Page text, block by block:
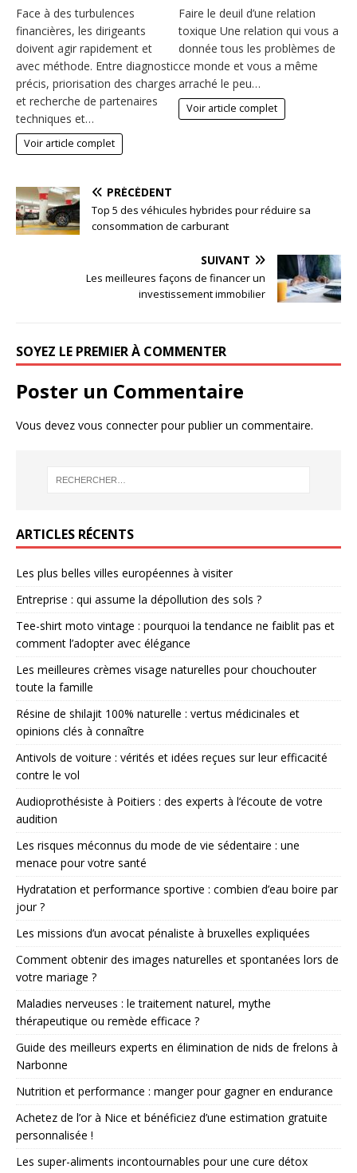
Face à des turbulences
financières, les dirigeants
doivent agir rapidement et
avec méthode. Entre diagnostic
précis, priorisation des charges
et recherche de partenaires
techniques et…
Voir article complet
Faire le deuil d’une relation
toxique Une relation qui vous a
donnée tous les problèmes de
ce monde et vous a même
arraché le peu…
Voir article complet
PRÉCÉDENT
Top 5 des véhicules hybrides pour réduire sa
consommation de carburant
SUIVANT
Les meilleures façons de financer un
investissement immobilier
SOYEZ LE PREMIER À COMMENTER
Poster un Commentaire
Vous devez vous connecterpour publier un commentaire.
ARTICLES RÉCENTS
Les plus belles villes européennes à visiter
Entreprise : qui assume la dépollution des sols ?
Tee-shirt moto vintage : pourquoi la tendance ne faiblit pas et
comment l’adopter avec élégance
Les meilleures crèmes visage naturelles pour chouchouter
toute la famille
Résine de shilajit 100% naturelle : vertus médicinales et
opinions clés à connaître
Antivols de voiture : vérités et idées reçues sur leur efficacité
contre le vol
Audioprothésiste à Poitiers : des experts à l’écoute de votre
audition
Les risques méconnus du mode de vie sédentaire : une
menace pour votre santé
Hydratation et performance sportive : combien d’eau boire par
jour ?
Les missions d’un avocat pénaliste à bruxelles expliquées
Comment obtenir des images naturelles et spontanées lors de
votre mariage ?
Maladies nerveuses : le traitement naturel, mythe
thérapeutique ou remède efficace ?
Guide des meilleurs experts en élimination de nids de frelons à
Narbonne
Nutrition et performance : manger pour gagner en endurance
Achetez de l’or à Nice et bénéficiez d’une estimation gratuite
personnalisée !
Les super-aliments incontournables pour une cure détox